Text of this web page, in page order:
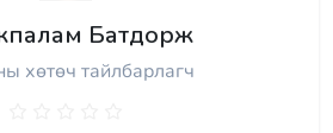
Батдорж
хөтөч тайлбарлагч